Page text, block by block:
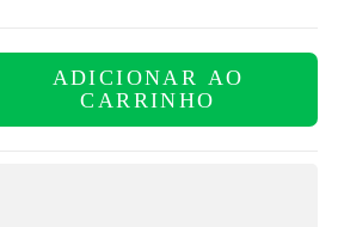
ADICIONAR AO
CARRINHO